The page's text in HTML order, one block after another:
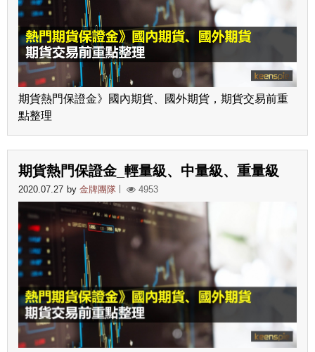
期貨熱門保證金》國內期貨、國外期貨，期貨交易前重
點整理
期貨熱門保證金_輕量級、中量級、重量級
2020.07.27 by 金牌團隊 4953